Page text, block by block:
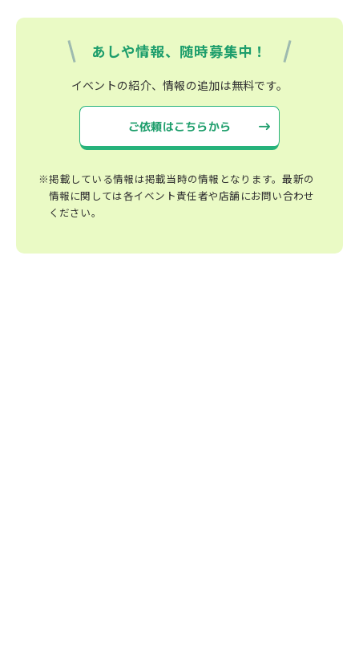
あしや情報、随時募集中！
イベントの紹介、情報の追加は無料です。
ご依頼はこちらから
※掲載している情報は掲載当時の情報となります。最新の
情報に関しては各イベント責任者や店舗にお問い合わせ
ください。